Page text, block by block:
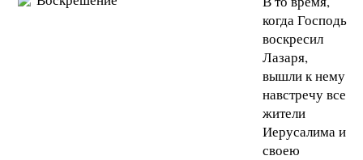
когда Господь
воскресил
Лазаря,
вышли к нему
навстречу все
жители
Иерусалима и
своею